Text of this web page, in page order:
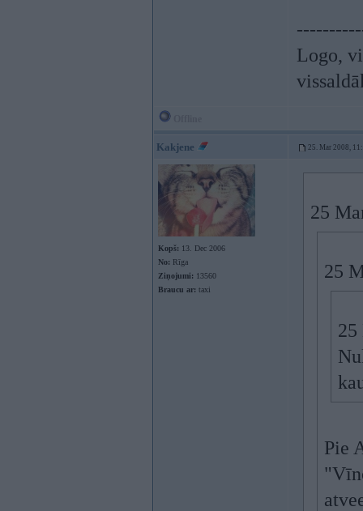
Logo,
Kakjene 25. Mar 2008,
Kopš: 13. Dec 2006
No: Rīga
Ziņojumi: 13560
Braucu ar: taxi
25
25
25
Pie